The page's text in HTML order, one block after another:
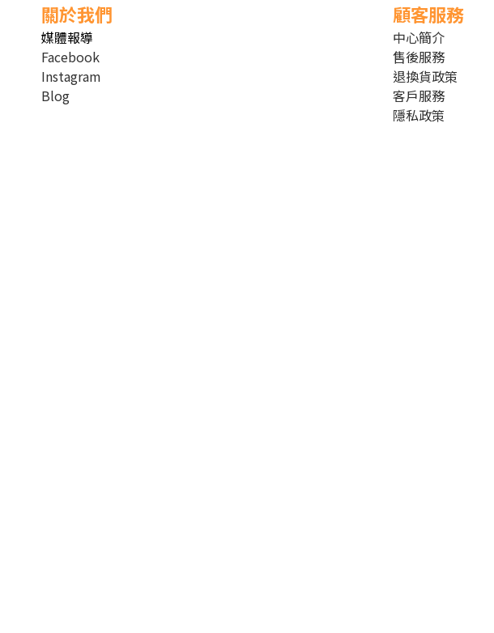
關於我們
媒體報導
Facebook
Instagram
Blog
顧客服務
中心簡介
售後服務
退換貨政策
客戶服務
隱私政策